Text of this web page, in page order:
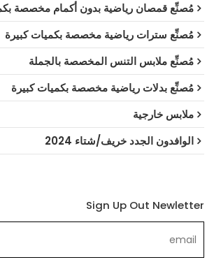
مُصنِّع قمصان رياضية بدون أكمام مخصصة
مُصنِّع سترات رياضية مخصصة بكميات كبيرة
مُصنِّع ملابس التنس المخصصة بالجملة
مُصنِّع بدلات رياضية مخصصة بكميات كبيرة
ملابس خارجية
الوافدون الجدد خريف/شتاء 2024
Sign Up Out Newletter